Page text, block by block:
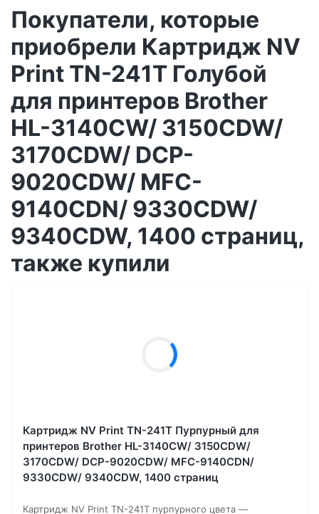
Покупатели, которые
приобрели Картридж NV
Print TN-241T Голубой
для принтеров Brother
HL-3140CW/ 3150CDW/
3170CDW/ DCP-
9020CDW/ MFC-
9140CDN/ 9330CDW/
9340CDW, 1400 страниц,
также купили
Картридж NV Print TN-241T Пурпурный для
принтеров Brother HL-3140CW/ 3150CDW/
3170CDW/ DCP-9020CDW/ MFC-9140CDN/
9330CDW/ 9340CDW, 1400 страниц
Картридж NV Print TN-241T пурпурного цвета —